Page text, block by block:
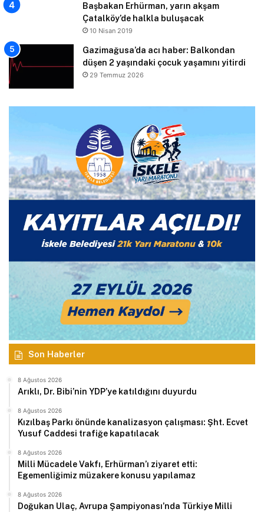
Başbakan Erhürman, yarın akşam
Çatalköy’de halkla buluşacak
10 Nisan 2019
Gazimağusa’da acı haber: Balkondan
düşen 2 yaşındaki çocuk yaşamını yitirdi
29 Temmuz 2026
Son Haberler
8 Ağustos 2026
Arıklı, Dr. Bibi’nin YDP’ye katıldığını duyurdu
8 Ağustos 2026
Kızılbaş Parkı önünde kanalizasyon çalışması: Şht. Ecvet
Yusuf Caddesi trafiğe kapatılacak
8 Ağustos 2026
Milli Mücadele Vakfı, Erhürman’ı ziyaret etti:
Egemenliğimiz müzakere konusu yapılamaz
8 Ağustos 2026
Doğukan Ulaç, Avrupa Şampiyonası’nda Türkiye Milli